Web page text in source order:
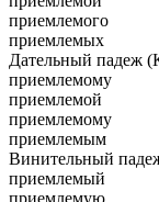
приемлемого
приемлемых
Дательный падеж
приемлемому
приемлемой
приемлемому
приемлемым
Винительный
приемлемый